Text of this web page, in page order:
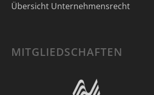
Übersicht Unternehmensrecht
MITGLIEDSCHAFTEN